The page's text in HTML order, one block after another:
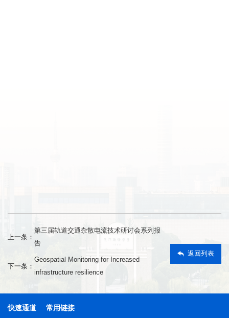
上一条：
第三届轨道交通杂散电流技术研讨会系列报
告
下一条：
Geospatial Monitoring for Increased
infrastructure resilience
返回列表
快速通道 常用链接